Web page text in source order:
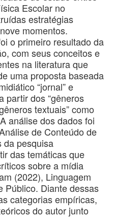
Escolar no
estratégias
momentos.
o primeiro resultado da
com seus conceitos e
na literatura que
uma proposta baseada
“jornal” e
partir dos “gêneros
textuais” como
análise dos dados foi
de Conteúdo de
da pesquisa
das temáticas que
sobre a mídia
(2022), Linguagem
Público. Diante dessas
categorias empíricas,
do autor junto